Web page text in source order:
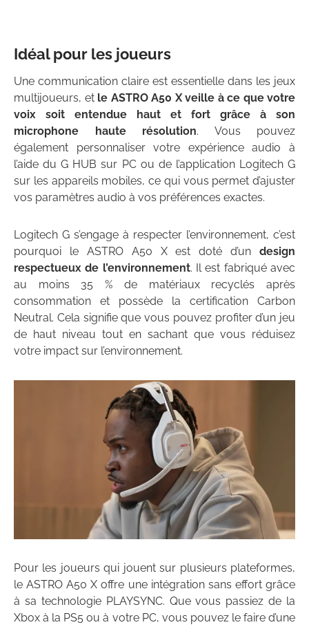
Idéal pour les joueurs
Une communication claire est essentielle dans les jeux
multijoueurs, et le ASTRO A50 X veille à ce que votre
voix soit entendue haut et fort grâce à son
microphone haute résolution. Vous pouvez
également personnaliser votre expérience audio à
l’aide du G HUB sur PC ou de l’application Logitech G
sur les appareils mobiles, ce qui vous permet d’ajuster
vos paramètres audio à vos préférences exactes.
Logitech G s’engage à respecter l’environnement, c’est
pourquoi le ASTRO A50 X est doté d’un design
respectueux de l’environnement. Il est fabriqué avec
au moins 35 % de matériaux recyclés après
consommation et possède la certification Carbon
Neutral. Cela signifie que vous pouvez profiter d’un jeu
de haut niveau tout en sachant que vous réduisez
votre impact sur l’environnement.
Pour les joueurs qui jouent sur plusieurs plateformes,
le ASTRO A50 X offre une intégration sans effort grâce
à sa technologie PLAYSYNC. Que vous passiez de la
Xbox à la PS5 ou à votre PC, vous pouvez le faire d’une